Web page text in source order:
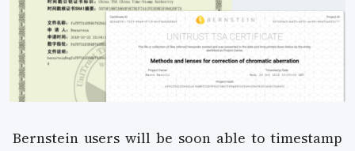
Bernstein users will be soon able to timestamp